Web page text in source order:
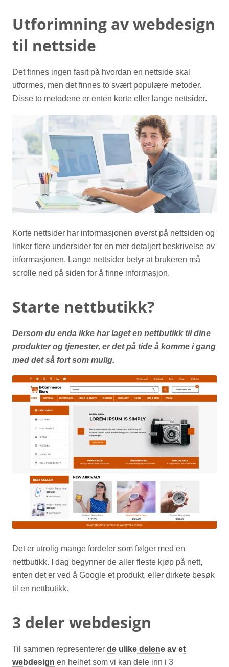
Utforimning av webdesign
til nettside
Det finnes ingen fasit på hvordan en nettside skal
utformes, men det finnes to svært populære metoder.
Disse to metodene er enten korte eller lange nettsider.
Korte nettsider har informasjonen øverst på nettsiden og
linker flere undersider for en mer detaljert beskrivelse av
informasjonen. Lange nettsider betyr at brukeren må
scrolle ned på siden for å finne informasjon.
Starte nettbutikk?
Dersom du enda ikke har laget en nettbutikk til dine
produkter og tjenester, er det på tide å komme i gang
med det så fort som mulig.
Det er utrolig mange fordeler som følger med en
nettbutikk. I dag begynner de aller fleste kjøp på nett,
enten det er ved å Google et produkt, eller dirkete besøk
til en nettbutikk.
3 deler webdesign
Til sammen representerer de ulike delene av et
webdesign en helhet som vi kan dele inn i 3